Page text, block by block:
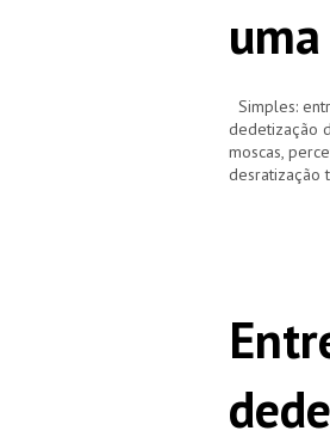
Simples:
dedetização
moscas,
desratização